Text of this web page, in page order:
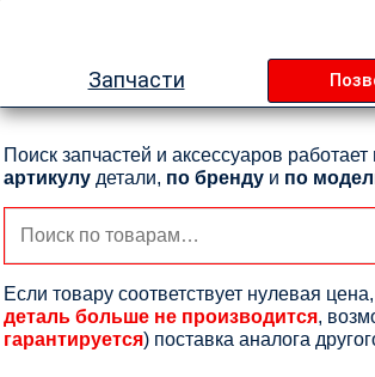
Запчасти
Поиск запчастей и аксессуаров работает
артикулу детали, по бренду и по
Искать:
Если товару соответствует нулевая
деталь больше не производится,
гарантируется) поставка аналога